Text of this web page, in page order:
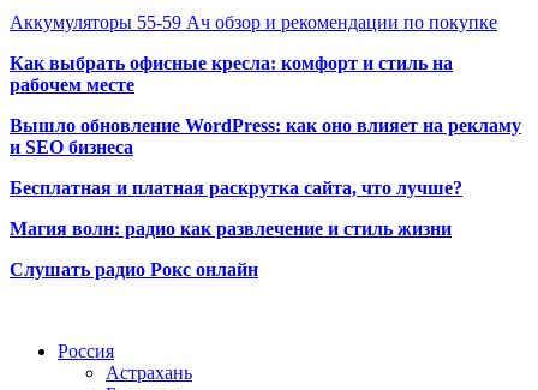
Аккумуляторы 55-59 Ач обзор и рекомендации по покупке
Как выбрать офисные кресла: комфорт и стиль на
рабочем месте
Вышло обновление WordPress: как оно влияет на рекламу
и SEO бизнеса
Бесплатная и платная раскрутка сайта, что лучше?
Магия волн: радио как развлечение и стиль жизни
Слушать радио Рокс онлайн
Россия
Астрахань